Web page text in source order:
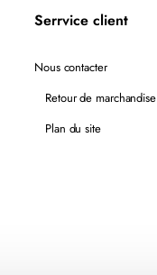
Serrvice client
Nous contacter
Retour de marchandise
Plan du site